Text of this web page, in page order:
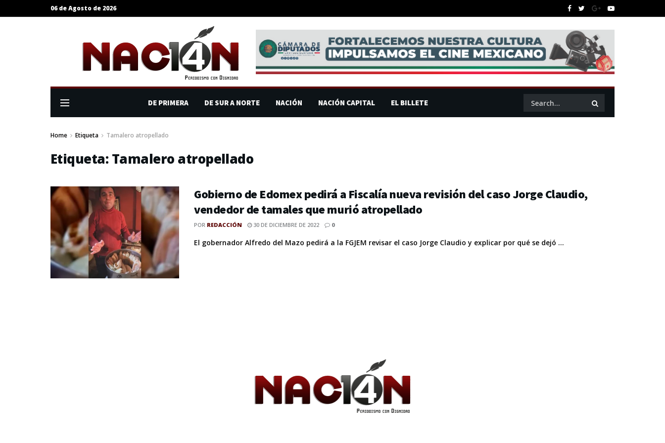
06 de Agosto de 2026
DE PRIMERA DE SUR A NORTE NACIÓN NACIÓN CAPITAL EL BILLETE
Home Etiqueta Tamalero atropellado
Etiqueta: Tamalero atropellado
Gobierno de Edomex pedirá a Fiscalía nueva revisión del caso Jorge Claudio,
vendedor de tamales que murió atropellado
POR REDACCIÓN 30 DE DICIEMBRE DE 2022 0
El gobernador Alfredo del Mazo pedirá a la FGJEM revisar el caso Jorge Claudio y explicar por qué se dejó ...